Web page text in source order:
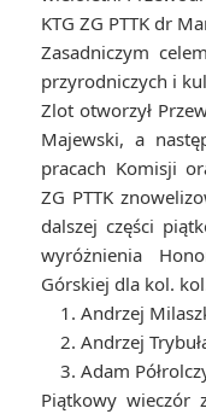
KTG ZG PTTK dr
Zasadniczym
przyrodniczych i
Zlot otworzył
Majewski, a
pracach Komisji
ZG PTTK
dalszej części
wyróżnienia
Górskiej dla kol.
1. Andrzej
2. Andrzej
3. Adam
Piątkowy wieczór